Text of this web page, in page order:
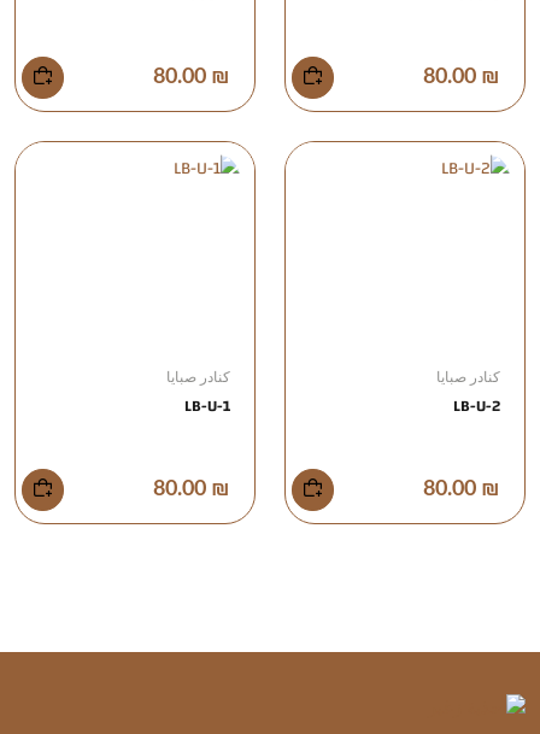
₪ 80.00
₪ 80.00
كنادر صبايا
LB-U-2
₪ 80.00
كنادر صبايا
LB-U-1
₪ 80.00